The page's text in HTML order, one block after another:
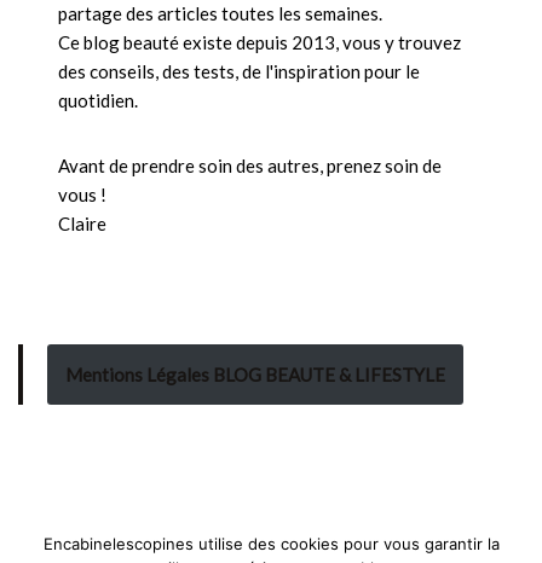
partage des articles toutes les semaines.
Ce blog beauté existe depuis 2013, vous y trouvez
des conseils, des tests, de l'inspiration pour le
quotidien.
Avant de prendre soin des autres, prenez soin de
vous !
Claire
Mentions Légales BLOG BEAUTE & LIFESTYLE
Encabinelescopines utilise des cookies pour vous garantir la